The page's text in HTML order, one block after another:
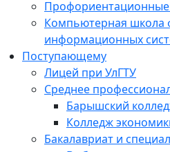
Профориентационные
Компьютерная школа
информационных
Поступающему
Лицей при УлГТУ
Среднее
Барышский
Колледж
Бакалавриат и